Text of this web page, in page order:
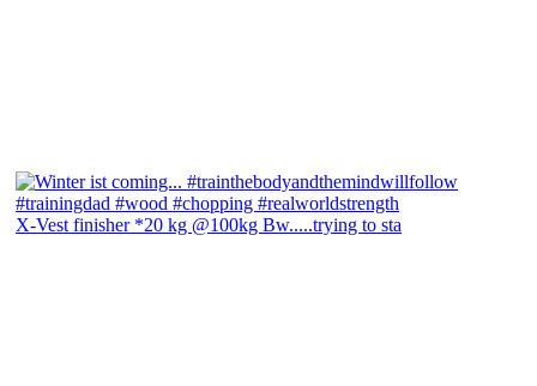
X-Vest finisher *20 kg @100kg Bw.....trying to sta